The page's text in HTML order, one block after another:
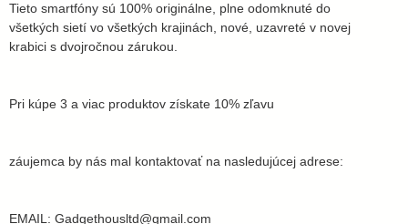
Tieto smartfóny sú 100% originálne, plne odomknuté do
všetkých sietí vo všetkých krajinách, nové, uzavreté v novej
krabici s dvojročnou zárukou.
Pri kúpe 3 a viac produktov získate 10% zľavu
záujemca by nás mal kontaktovať na nasledujúcej adrese:
EMAIL: Gadgethousltd@gmail.com